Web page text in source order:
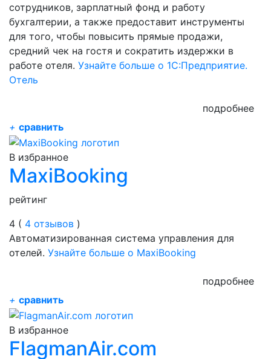
сотрудников, зарплатный фонд и работу
бухгалтерии, а также предоставит инструменты
для того, чтобы повысить прямые продажи,
средний чек на гостя и сократить издержки в
работе отеля. Узнайте больше о 1С:Предприятие.
Отель
подробнее
+ сравнить
В избранное
MaxiBooking
рейтинг
4 ( 4 отзывов )
Автоматизированная система управления для
отелей. Узнайте больше о MaxiBooking
подробнее
+ сравнить
В избранное
FlagmanAir.com